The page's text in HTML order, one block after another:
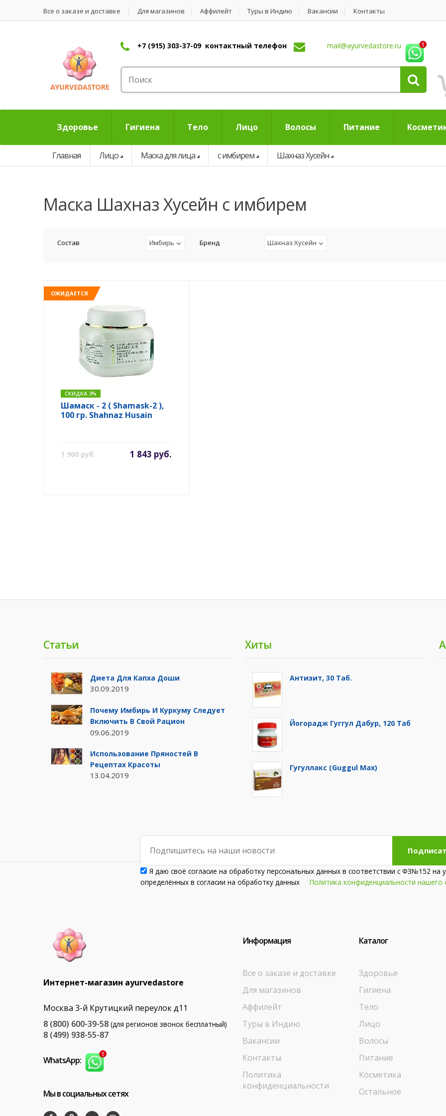
Все о заказе и доставке Для магазинов Аффилейт Туры в Индию Вакансии Контакты
+7 (915) 303-37-09 контактный телефон mail@ayurvedastore.ru
Здоровье Гигиена Тело Лицо Волосы Питание
Главная Лицо Маска для лица с имбирем Шахназ Хусейн
маска Шахназ Хусейн с имбирем
Состав Имбирь Бренд Шахназ Хусейн
ОЖИДАЕТСЯ
СКИДКА 3%
Шамаск - 2 ( Shamask-2 ),
100 гр. Shahnaz Husain
1 900 руб. 1 843 руб.
Статьи
Диета Для Капха Доши
30.09.2019
Почему Имбирь И Куркуму Следует
Включить В Свой Рацион
09.06.2019
Использование Пряностей В
Рецептах Красоты
13.04.2019
Хиты
Антизит, 30 Таб.
Йогорадж Гуггул Дабур, 120 Таб
Гугуллакс (Guggul Max)
Я даю своё согласие на обработку персональных данных в соответствии с ФЗ№152 на
определённых в согласии на обработку данных Политика конфиденциальности нашего
Интернет-магазин ayurvedastore
Москва 3-й Крутицкий переулок д11
8 (800) 600-39-58 (для регионов звонок бесплатный)
8 (499) 938-55-87
WhatsApp:
Мы в социальных сетях
Информация
Все о заказе и доставке
Для магазинов
Аффилейт
Туры в Индию
Вакансии
Контакты
Политика
конфиденциальности
Каталог
Здоровье
Гигиена
Тело
Лицо
Волосы
Питание
Косметика
Остальное